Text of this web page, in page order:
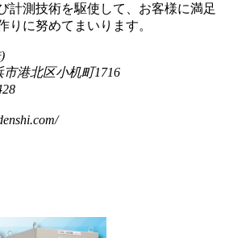
計測技術を駆使して、お客様に満足
りに努めてまいります。
市港北区小机町1716